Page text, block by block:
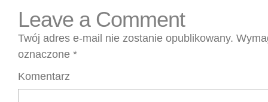
Leave a Comment
Twój adres e-mail nie zostanie opublikowany.
oznaczone *
Komentarz